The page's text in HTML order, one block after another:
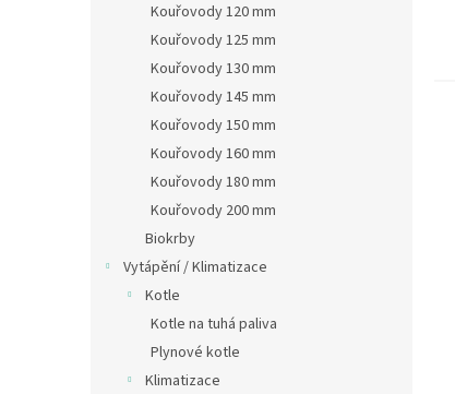
Kouřovody 120 mm
Kouřovody 125 mm
Kouřovody 130 mm
Kouřovody 145 mm
Kouřovody 150 mm
Kouřovody 160 mm
Kouřovody 180 mm
Kouřovody 200 mm
Biokrby
Vytápění / Klimatizace
Kotle
Kotle na tuhá paliva
Plynové kotle
Klimatizace